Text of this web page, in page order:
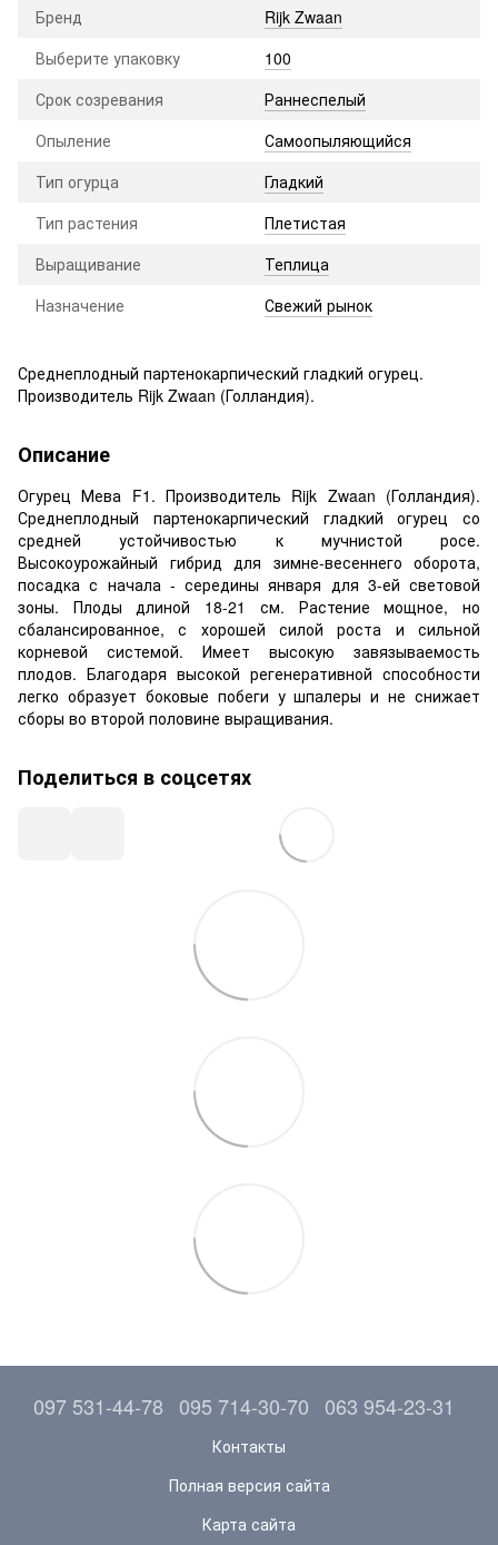
Бренд
Rijk Zwaan
Выберите упаковку
100
Срок созревания
Раннеспелый
Опыление
Самоопыляющийся
Тип огурца
Гладкий
Тип растения
Плетистая
Выращивание
Теплица
Назначение
Свежий рынок
Среднеплодный партенокарпический гладкий огурец.
Производитель Rijk Zwaan (Голландия).
Описание
Огурец Мева F1. Производитель Rijk Zwaan (Голландия).
Среднеплодный партенокарпический гладкий огурец со
средней устойчивостью к мучнистой росе.
Высокоурожайный гибрид для зимне-весеннего оборота,
посадка с начала - середины января для 3-ей световой
зоны. Плоды длиной 18-21 см. Растение мощное, но
сбалансированное, с хорошей силой роста и сильной
корневой системой. Имеет высокую завязываемость
плодов. Благодаря высокой регенеративной способности
легко образует боковые побеги у шпалеры и не снижает
сборы во второй половине выращивания.
Поделиться в соцсетях
097 531-44-78 095 714-30-70 063 954-23-31
Контакты
Полная версия сайта
Карта сайта